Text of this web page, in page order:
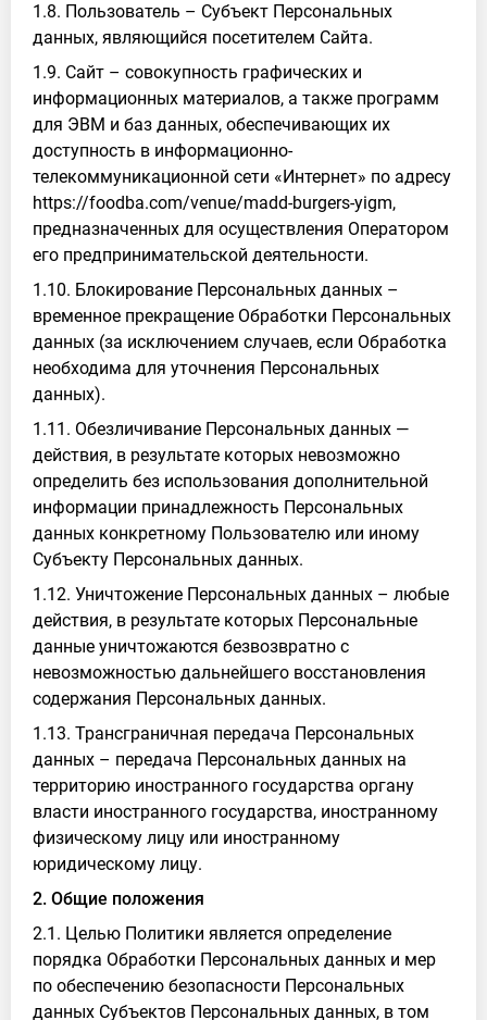
1.8. Пользователь – Субъект Персональных
данных, являющийся посетителем Сайта.
1.9. Сайт – совокупность графических и
информационных материалов, а также программ
для ЭВМ и баз данных, обеспечивающих их
доступность в информационно-
телекоммуникационной сети «Интернет» по адресу
https://foodba.com/venue/madd-burgers-yigm,
предназначенных для осуществления Оператором
его предпринимательской деятельности.
1.10. Блокирование Персональных данных –
временное прекращение Обработки Персональных
данных (за исключением случаев, если Обработка
необходима для уточнения Персональных
данных).
1.11. Обезличивание Персональных данных —
действия, в результате которых невозможно
определить без использования дополнительной
информации принадлежность Персональных
данных конкретному Пользователю или иному
Субъекту Персональных данных.
1.12. Уничтожение Персональных данных – любые
действия, в результате которых Персональные
данные уничтожаются безвозвратно с
невозможностью дальнейшего восстановления
содержания Персональных данных.
1.13. Трансграничная передача Персональных
данных – передача Персональных данных на
территорию иностранного государства органу
власти иностранного государства, иностранному
физическому лицу или иностранному
юридическому лицу.
2. Общие положения
2.1. Целью Политики является определение
порядка Обработки Персональных данных и мер
по обеспечению безопасности Персональных
данных Субъектов Персональных данных, в том